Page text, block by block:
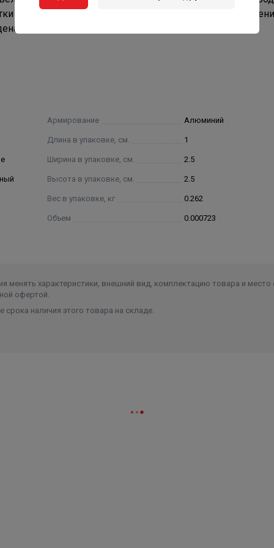
фольги (достаточно торцевания). Номинальное
цена погонного метра.
Армирование Алюминий
Длина в упаковке, см. 1
Ширина в упаковке, см. 2.5
Высота в упаковке, см. 2.5
Вес в упаковке, кг 0.262
Объем 0.000723
менять характеристики, внешний вид, комплектацию товара и место
офертой.
наличия этого товара на складе.